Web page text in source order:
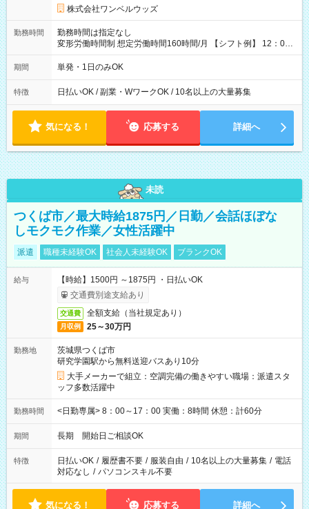
株式会社ワンベルウッズ
勤務時間
勤務時間は指定なし
変形労働時間制 想定労働時間160時間/月 【シフト例】 12：00
～22：00
期間 単発・1日のみOK
特徴 日払いOK / 副業・WワークOK / 10名以上の大量募集
気になる！ 応募する 詳細へ
未読
つくば市／最大時給1875円／日勤／会話ほぼな
しモクモク作業／女性活躍中
派遣 職種未経験OK 社会人未経験OK ブランクOK
給与
【時給】1500円 ～1875円 ・日払いOK
交通費別途支給あり
交通費 全額支給（当社規定あり）
月収例 25～30万円
勤務地
茨城県つくば市
研究学園駅から無料送迎バスあり10分
大手メーカーで組立：空調完備の働きやすい職場：派遣スタ
ッフ多数活躍中
勤務時間 <日勤専属> 8：00～17：00 実働：8時間 休憩：計60分
期間 長期 開始日ご相談OK
特徴 日払いOK / 履歴書不要 / 服装自由 / 10名以上の大量募集 / 電話
対応なし / パソコンスキル不要
気になる！ 応募する 詳細へ